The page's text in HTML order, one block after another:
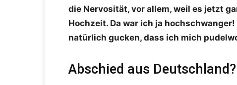
die Nervosität, vor allem, weil es jetzt
Hochzeit. Da war ich ja
natürlich gucken, dass ich mich
Abschied aus Deutschland?